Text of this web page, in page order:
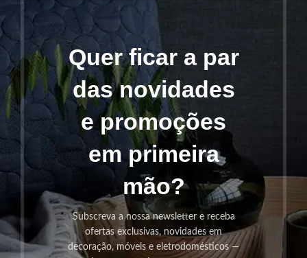
Quer ficar a par
das novidades
e promoções
em primeira
mão?
Subscreva a nossa newsletter e receba
ofertas exclusivas, novidades em
decoração, móveis e eletrodomésticos —